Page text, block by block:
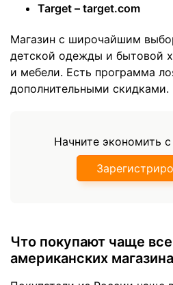
Target – target.com
Магазин с широчайшим
детской одежды и бытовой
и мебели. Есть программа
дополнительными скидками.
Начните экономить
Что покупают чаще
американских